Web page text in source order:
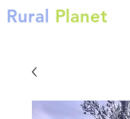
Rural Planet